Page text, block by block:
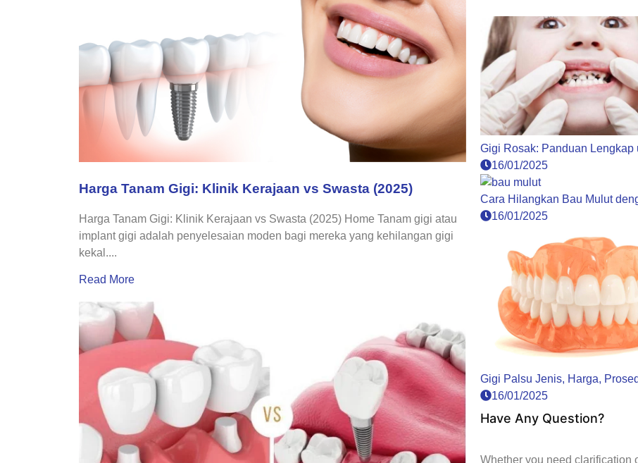
Harga Tanam Gigi: Klinik Kerajaan vs Swasta (2025)
Harga Tanam Gigi: Klinik Kerajaan vs Swasta (2025) Home Tanam gigi atau
implant gigi adalah penyelesaian moden bagi mereka yang kehilangan gigi
kekal....
Read More
Gigi Rosak: Panduan
16/01/2025
Cara Hilangkan Bau Mulut
16/01/2025
Gigi Palsu Jenis, Harga,
16/01/2025
Have Any Question?
Whether you need clarification